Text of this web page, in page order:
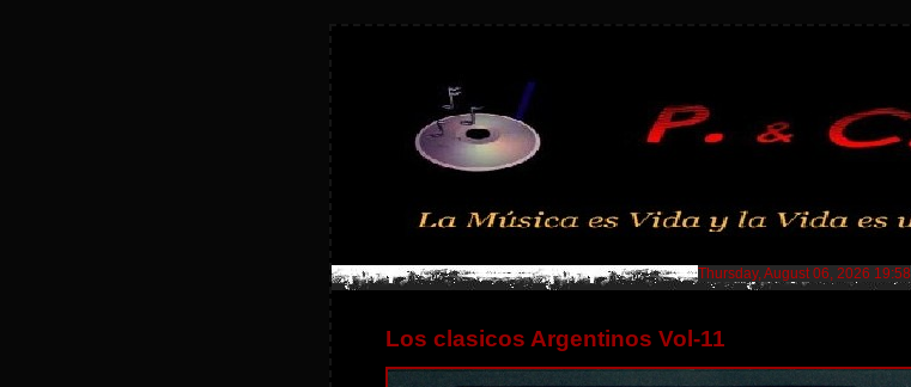
Thursday, August 06, 2026 19:58
Los clasicos Argentinos Vol-11